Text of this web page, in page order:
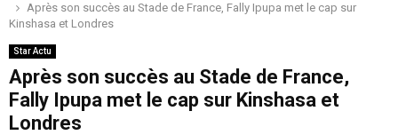
Après son succès au Stade de France, Fally Ipupa met le cap sur
Kinshasa et Londres
Star Actu
Après son succès au Stade de France,
Fally Ipupa met le cap sur Kinshasa et
Londres